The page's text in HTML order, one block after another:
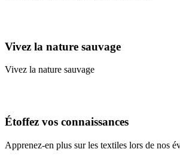
Vivez la nature sauvage
Vivez la nature sauvage
Étoffez vos connaissances
Apprenez-en plus sur les textiles lors de nos